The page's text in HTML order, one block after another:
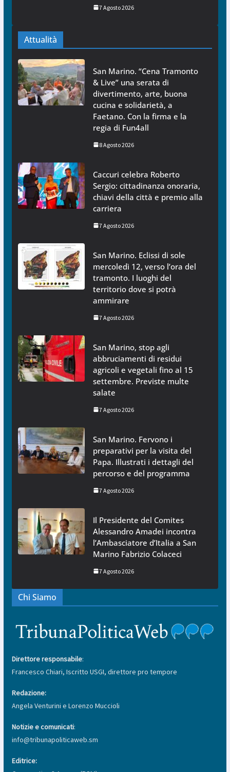
7 Agosto 2026
Attualità
San Marino. “Cena Tramonto
& Live” una serata di
divertimento, arte, buona
cucina e solidarietà, a
Faetano. Con la firma e la
regia di Fun4all
8 Agosto 2026
Caccuri celebra Roberto
Sergio: cittadinanza onoraria,
chiavi della città e premio alla
carriera
7 Agosto 2026
San Marino. Eclissi di sole
mercoledì 12, verso l’ora del
tramonto. I luoghi del
territorio dove si potrà
ammirare
7 Agosto 2026
San Marino, stop agli
abbruciamenti di residui
agricoli e vegetali fino al 15
settembre. Previste multe
salate
7 Agosto 2026
San Marino. Fervono i
preparativi per la visita del
Papa. Illustrati i dettagli del
percorso e del programma
7 Agosto 2026
Il Presidente del Comites
Alessandro Amadei incontra
l’Ambasciatore d’Italia a San
Marino Fabrizio Colaceci
7 Agosto 2026
Chi Siamo
Direttore responsabile:
Francesco Chiari, Iscritto USGI, direttore pro tempore
Redazione:
Angela Venturini e Lorenzo Muccioli
Notizie e comunicati:
info@tribunapoliticaweb.sm
Editrice: